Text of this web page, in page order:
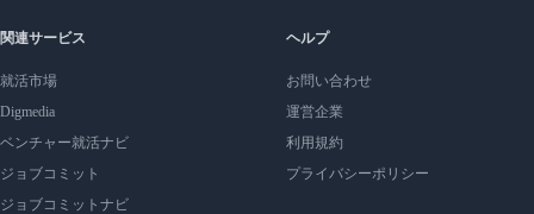
関連サービス
就活市場
Digmedia
ベンチャー就活ナビ
ジョブコミット
ジョブコミットナビ
ヘルプ
お問い合わせ
運営企業
利用規約
プライバシーポリシー